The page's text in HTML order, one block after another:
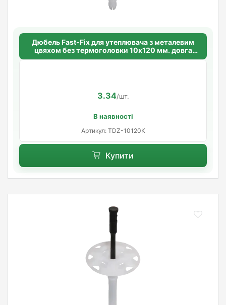
Дюбель Fast-Fix для утеплювача з металевим
цвяхом без термоголовки 10х120 мм. довга
розпорна база
3.34/шт.
В наявності
Артикул: TDZ-10120K
Купити